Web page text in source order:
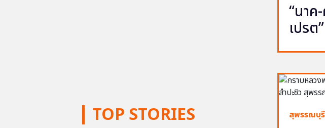
TOP STORIES
“นาค
เปรต
สุพรรณบุรี